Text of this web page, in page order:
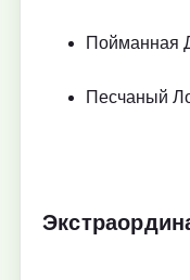
Пойманная
Песчаный